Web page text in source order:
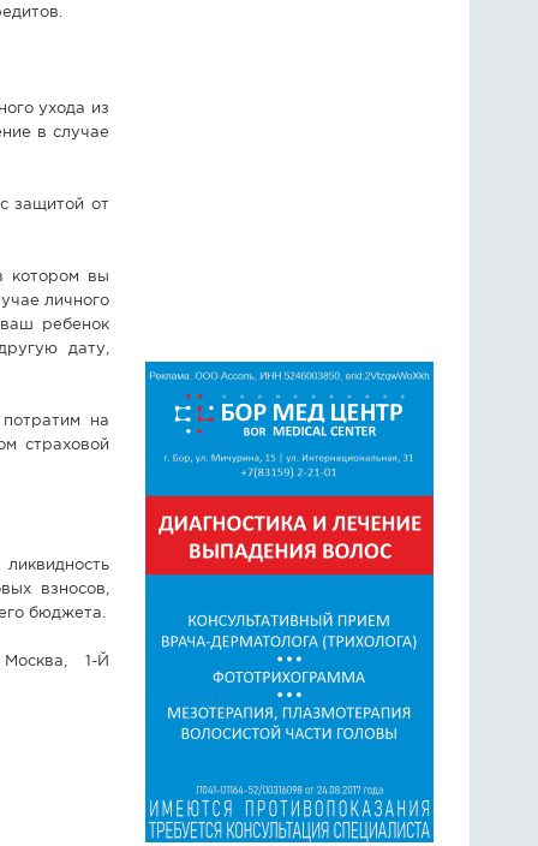
ухода из
в случае
защитой от
котором вы
личного
ваш ребенок
дату,
на
страховой
взносов,
бюджета.
1-Й